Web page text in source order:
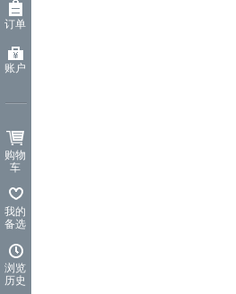
订单
账户
购物
车
我的
备选
浏览
历史